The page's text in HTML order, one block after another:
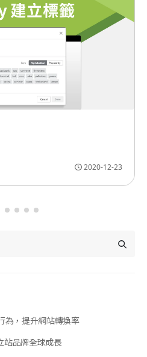
2020-12-23
為，提升網站轉換率
站品牌全球成長